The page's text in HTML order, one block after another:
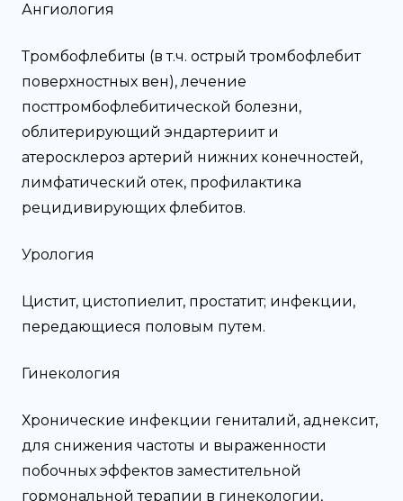
Ангиология
Тромбофлебиты (в т.ч. острый тромбофлебит
поверхностных вен), лечение
посттромбофлебитической болезни,
облитерирующий эндартериит и
атеросклероз артерий нижних конечностей,
лимфатический отек, профилактика
рецидивирующих флебитов.
Урология
Цистит, цистопиелит, простатит; инфекции,
передающиеся половым путем.
Гинекология
Хронические инфекции гениталий, аднексит,
для снижения частоты и выраженности
побочных эффектов заместительной
гормональной терапии в гинекологии,